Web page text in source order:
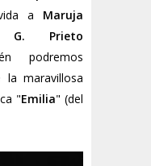
a Maruja
G. Prieto
podremos
maravillosa
"Emilia" (del